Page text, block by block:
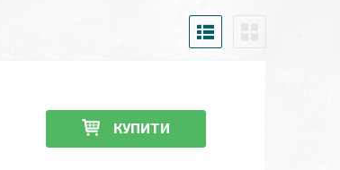
КУПИТИ